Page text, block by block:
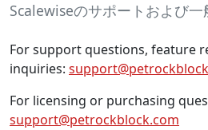
Scalewiseのサポートおよび一
For support questions, feature
inquiries:
For licensing or purchasing
support@petrockblock.com